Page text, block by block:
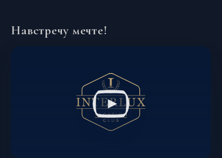
Навстречу мечте!